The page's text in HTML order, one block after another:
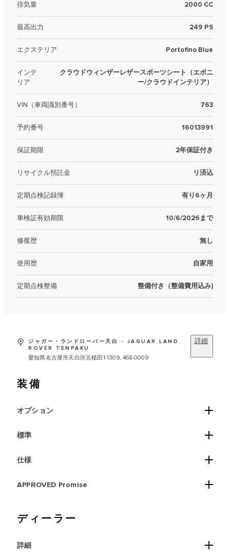
排気量 2000 CC
最高出力 249 PS
エクステリア Portofino Blue
インテ
リア
クラウドウィンザーレザースポーツシート（エボニ
ー/クラウドインテリア）
VIN（車両識別番号） 763
予約番号 16013991
保証期限 2年保証付き
リサイクル預託金 リ済込
定期点検記録簿 有り6ヶ月
車検証有効期限 10/6/2026まで
修復歴 無し
使用歴 自家用
定期点検整備 整備付き（整備費用込み)
ジャガー・ランドローバー天白 - JAGUAR LAND
ROVER TENPAKU
愛知県名古屋市天白区元植田1-1309, 468-0009
詳細
装備
オプション
標準
仕様
APPROVED Promise
ディーラー
詳細